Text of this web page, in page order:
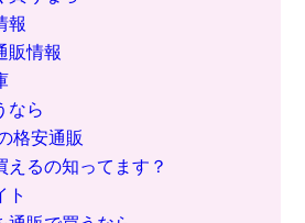
報
販情報
なら
格安通販
えるの知ってます？
ト